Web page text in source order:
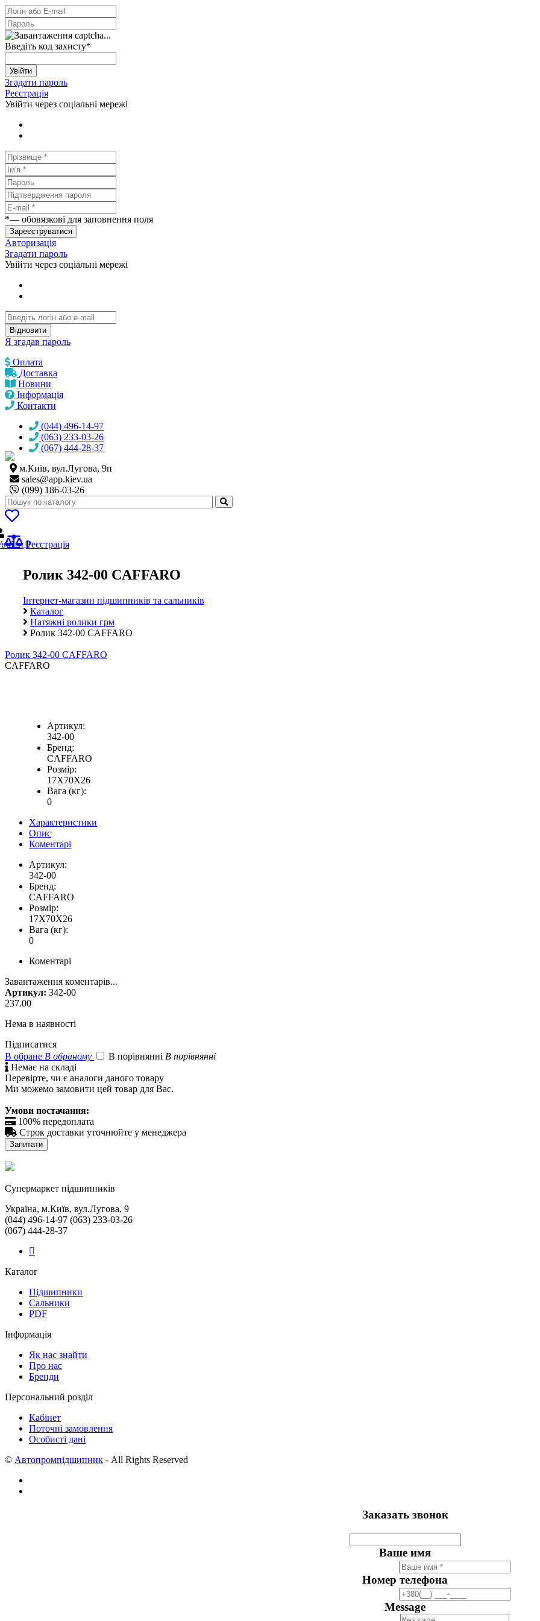
Введіть код захисту*
Увійти
Згадати пароль
Реєстрація
Увійти через соціальні мережі
*— обовязкові для заповнення поля
Зареєструватися
Авторизація
Згадати пароль
Увійти через соціальні мережі
Відновити
Я згадав пароль
Оплата
Доставка
Новини
Інформація
Контакти
(044) 496-14-97
(063) 233-03-26
(067) 444-28-37
м.Київ, вул.Лугова, 9п
sales@app.kiev.ua
(099) 186-03-26
0
Реєстрація
Ролик 342-00 CAFFARO
Інтернет-магазин підшипників та сальників
Каталог
Натяжні ролики грм
Ролик 342-00 CAFFARO
Ролик 342-00 CAFFARO
CAFFARO
Артикул:
342-00
Бренд:
CAFFARO
Розмір:
17X70X26
Вага (кг):
0
Характеристики
Опис
Коментарі
Артикул:
342-00
Бренд:
CAFFARO
Розмір:
17X70X26
Вага (кг):
0
Коментарі
Завантаження коментарів...
Артикул: 342-00
237.00
Нема в наявності
Підписатися
В обране В обраному В порівнянні В порівнянні
 Немає на складі
Перевірте, чи є аналоги даного товару
Ми можемо замовити цей товар для Вас.
Умови постачання:
 100% передоплата
 Строк доставки уточнюйте у менеджера
Запитати
Cупермаркет підшипників
Україна, м.Київ, вул.Лугова, 9
(044) 496-14-97 (063) 233-03-26
(067) 444-28-37
Каталог
Підшипники
Сальники
PDF
Інформація
Як нас знайти
Про нас
Бренди
Персональний розділ
Кабінет
Поточні замовлення
Особисті дані
© Автопромпідшипник - All Rights Reserved
Заказать звонок
Ваше имя
Номер телефона
Message